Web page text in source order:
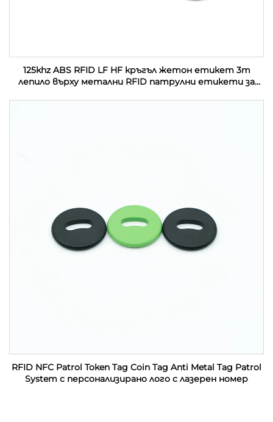
125khz ABS RFID LF HF кръгъл жетон етикет 3m
лепило върху метални RFID патрулни етикети за
RFID NFC Patrol Token Tag Coin Tag Anti Metal Tag Patrol
System с персонализирано лого с лазерен номер